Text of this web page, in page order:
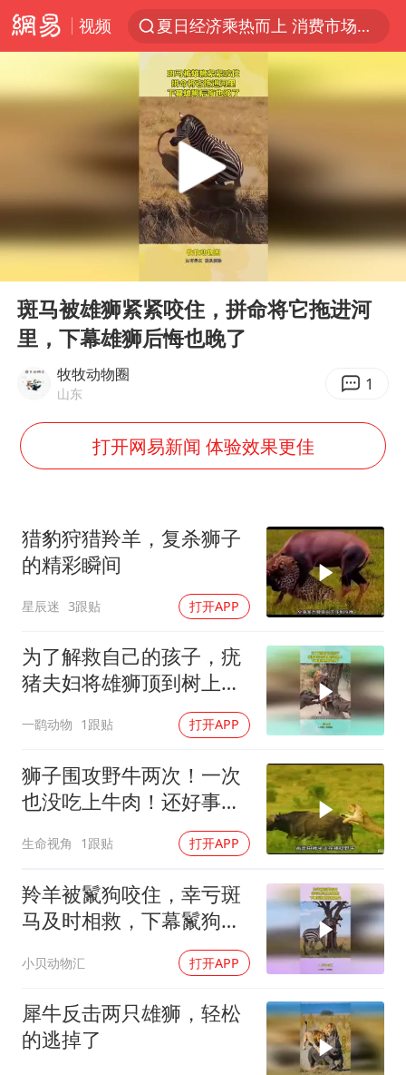
视频
夏日经济乘热而上 消费市场向新而行
浙江省甬江发生2026年第1号洪水
独闯南太行的失联女生最后轨迹已确认
上门女婿出轨女邻居多年被判重婚罪
浙江近300条预警生效中 今夜大部暴雨
上海全力守护市民“菜篮子”
猫咪过火把节被抹成黑猫
曹颖儿子首次演长剧
“开学三件套”全线暴涨
总书记点赞的非遗苗绣焕发新生机
Play
斑马被雄狮紧紧咬住，拼命将它拖进河
里，下幕雄狮后悔也晚了
牧牧动物圈
山东 1
打开网易新闻 体验效果更佳
猎豹狩猎羚羊，复杀狮子
的精彩瞬间
星辰迷 3跟贴 打开APP
为了解救自己的孩子，疣
猪夫妇将雄狮顶到树上，
下幕雄狮想跑也晚了
一鹞动物 1跟贴 打开APP
狮子围攻野牛两次！一次
也没吃上牛肉！还好事不
生命视角 1跟贴 打开APP
羚羊被鬣狗咬住，幸亏斑
马及时相救，下幕鬣狗直
小贝动物汇 打开APP
犀牛反击两只雄狮，轻松
的逃掉了